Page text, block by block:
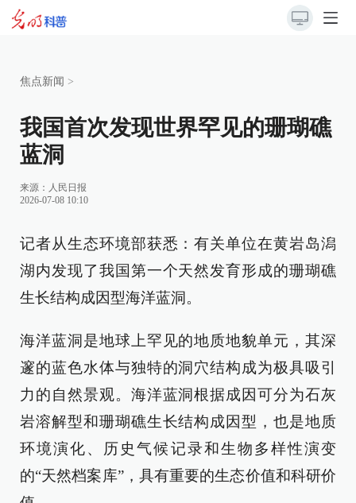
焦点新闻 >
我国首次发现世界罕见的珊瑚礁
蓝洞
来源： 人民日报
2026-07-08 10:10
记者从生态环境部获悉：有关单位在黄岩岛潟
湖内发现了我国第一个天然发育形成的珊瑚礁
生长结构成因型海洋蓝洞。
海洋蓝洞是地球上罕见的地质地貌单元，其深
邃的蓝色水体与独特的洞穴结构成为极具吸引
力的自然景观。海洋蓝洞根据成因可分为石灰
岩溶解型和珊瑚礁生长结构成因型，也是地质
环境演化、历史气候记录和生物多样性演变
的“天然档案库”，具有重要的生态价值和科研价